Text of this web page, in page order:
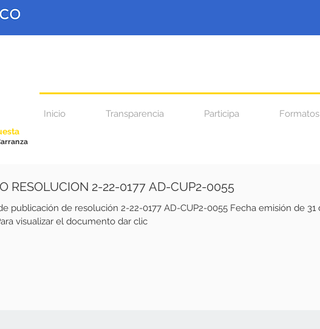
Inicio Transparencia Participa Formatos
RESOLUCION 2-22-0177 AD-CUP2-0055
publicación de resolución 2-22-0177 AD-CUP2-0055 Fecha emisión de 31 de Enero de
visualizar el documento dar clic